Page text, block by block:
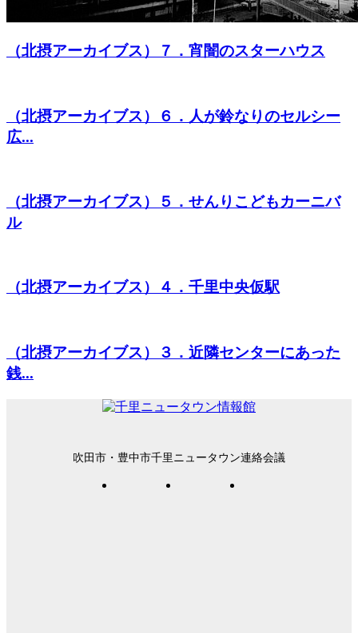
（北摂アーカイブス）７．宵闇のスターハウス
（北摂アーカイブス）６．人が鈴なりのセルシー
広...
（北摂アーカイブス）５．せんりこどもカーニバ
ル
（北摂アーカイブス）４．千里中央仮駅
（北摂アーカイブス）３．近隣センターにあった
銭...
吹田市・豊中市千里ニュータウン連絡会議